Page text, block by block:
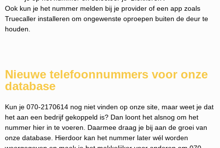
Ook kun je het nummer melden bij je provider of een app zoals
Truecaller installeren om ongewenste oproepen buiten de deur te
houden.
Nieuwe telefoonnummers voor onze
database
Kun je 070-2170614 nog niet vinden op onze site, maar weet je dat
het aan een bedrijf gekoppeld is? Dan loont het alsnog om het
nummer hier in te voeren. Daarmee draag je bij aan de groei van
onze database. Hierdoor kan het nummer later wél worden